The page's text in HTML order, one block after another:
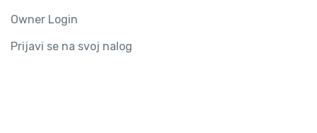
Owner Login
Prijavi se na svoj nalog